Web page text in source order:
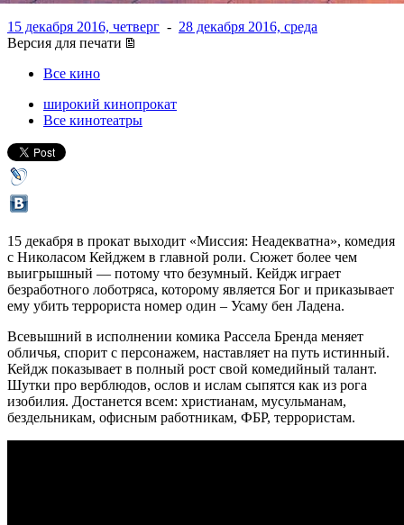
15 декабря 2016, четверг - 28 декабря 2016, среда
Версия для печати
Все кино
широкий кинопрокат
Все кинотеатры
15 декабря в прокат выходит «Миссия: Неадекватна», комедия
с Николасом Кейджем в главной роли. Сюжет более чем
выигрышный — потому что безумный. Кейдж играет
безработного лоботряса, которому является Бог и приказывает
ему убить террориста номер один – Усаму бен Ладена.
Всевышний в исполнении комика Рассела Бренда меняет
обличья, спорит с персонажем, наставляет на путь истинный.
Кейдж показывает в полный рост свой комедийный талант.
Шутки про верблюдов, ослов и ислам сыпятся как из рога
изобилия. Достанется всем: христианам, мусульманам,
бездельникам, офисным работникам, ФБР, террористам.